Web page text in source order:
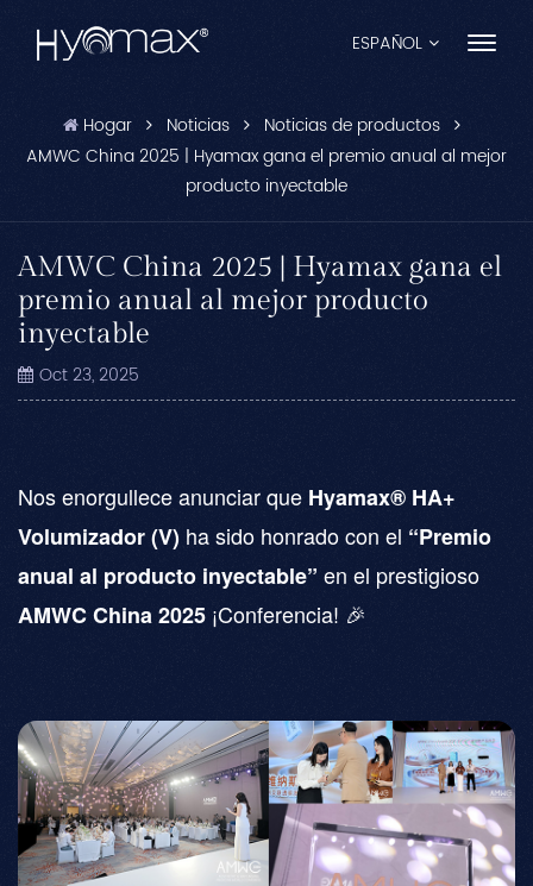
ESPAÑOL
Français
Español
Pусский
中文
Hogar Noticias
Noticias de productos
AMWC China 2025 | Hyamax gana el premio anual al mejor
producto inyectable
AMWC China 2025 | Hyamax gana el
premio anual al mejor producto
inyectable
Oct 23, 2025
Nos enorgullece anunciar que Hyamax® HA+
Volumizador (V) ha sido honrado con el “Premio
anual al producto inyectable” en el prestigioso
AMWC China 2025 ¡Conferencia! 🎉